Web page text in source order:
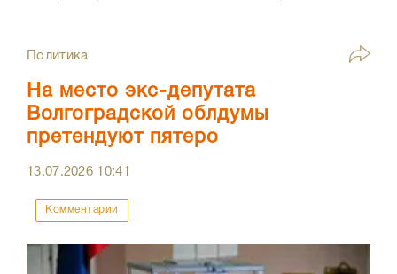
Политика
На место экс-депутата
Волгоградской облдумы
претендуют пятеро
13.07.2026 10:41
Комментарии